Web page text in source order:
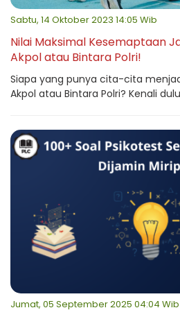
Sabtu, 14 Oktober 2023 14:05 Wib
Nilai Maksimal Kesemaptaan
Akpol atau Bintara Polri!
Siapa yang punya cita-cita
Akpol atau Bintara Polri? Kenali
Jumat, 05 September 2025 04:04 Wib